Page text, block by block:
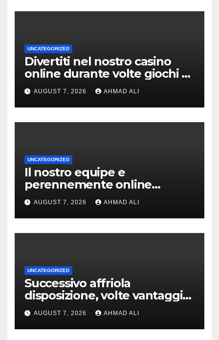
UNCATEGORIZED
Divertiti nel nostro casino
online durante volte giochi di
slot-machine oltre a
coinvolgenti
AUGUST 7, 2026 AHMAD ALI
UNCATEGORIZED
Il nostro equipe e
perennemente online
addirittura, nell’eventualita
che dovuto, possiamo aiutarti
rapidamente nella ingresso
AUGUST 7, 2026 AHMAD ALI
UNCATEGORIZED
Successivo affriola
disposizione, volte vantaggi
includono anonimia, costi
ridotti addirittura bonus
esclusivi a utenti crypto
AUGUST 7, 2026 AHMAD ALI